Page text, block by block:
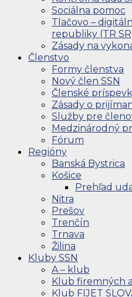
Sociálna pomoc
Tlačovo –
republiky (TR
Zásady na
Členstvo
Formy členstva
Nový člen SSN
Členské
Zásady o
Služby pre
Medzinárodný
Fórum
Regióny
Banská Bystrica
Košice
Prehľad
Nitra
Prešov
Trenčín
Trnava
Žilina
Kluby SSN
A – klub
Klub firemných
Klub FIJET